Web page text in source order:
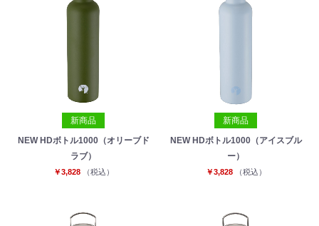
新商品
NEW HDボトル1000（オリーブド
ラブ）
￥3,828 （税込）
新商品
NEW HDボトル1000（アイスブル
ー）
￥3,828 （税込）